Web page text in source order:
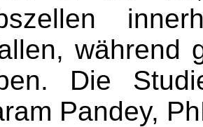
während
Die
Pandey,